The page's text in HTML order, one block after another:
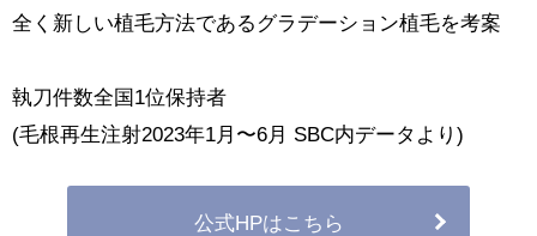
全く新しい植毛方法であるグラデーション植毛を考案
執刀件数全国1位保持者
(毛根再生注射2023年1月〜6月 SBC内データより)
公式HPはこちら